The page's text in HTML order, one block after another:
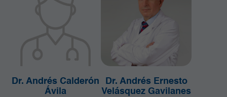
Dr. Andrés Calderón
Ávila
Dr. Andrés Ernesto
Velásquez Gavilanes